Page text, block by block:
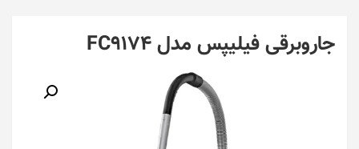
جاروبرقی فیلیپس مدل FC9174